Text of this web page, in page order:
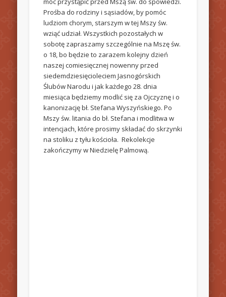
Prośba do rodziny i sąsiadów, by pomóc
ludziom chorym, starszym w tej Mszy św.
wziąć udział. Wszystkich pozostałych w
sobotę zapraszamy szczególnie na Mszę św.
o 18, bo będzie to zarazem kolejny dzień
naszej comiesięcznej nowenny przed
siedemdziesięcioleciem Jasnogórskich
Ślubów Narodu i jak każdego 28. dnia
miesiąca będziemy modlić się za Ojczyznę i o
kanonizację bł. Stefana Wyszyńskiego. Po
Mszy św. litania do bł. Stefana i modlitwa w
intencjach, które prosimy składać do skrzynki
na stoliku z tyłu kościoła. Rekolekcje
zakończymy w Niedzielę Palmową.